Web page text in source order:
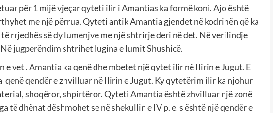
për 1 mijë vjeçar qyteti ilir i Amantias ka formë koni. Ajo është
me një përrua. Qyteti antik Amantia gjendet në kodrinën që ka
rrjedhës së dy lumenjve me një shtrirje deri në det. Në verilindje
jugperëndim shtrihet lugina e lumit Shushicë.
vet . Amantia ka qenë dhe mbetet një qytet ilir në Ilirin e Jugut. E
qenë qendër e zhvilluar në Ilirin e Jugut. Ky qytetërim ilir ka njohur
shoqëror, shpirtëror. Qyteti Amantia është zhvilluar një zonë
të dhënat dëshmohet se në shekullin e IV p. e. s është një qendër e